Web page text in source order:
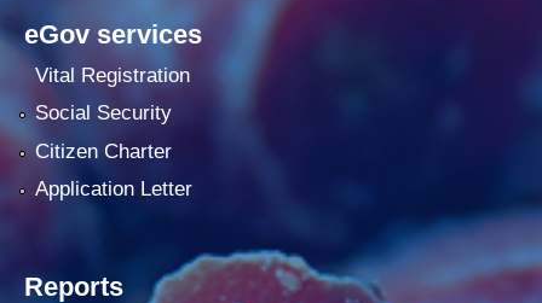
eGov services
Vital Registration
Social Security
Citizen Charter
Application Letter
Reports